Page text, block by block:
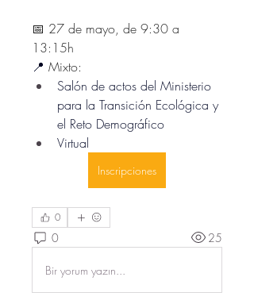
📅 27 de mayo, de 9:30 a
13:15h
📍 Mixto:
Salón de actos del Ministerio
para la Transición Ecológica y
el Reto Demográfico
Virtual
Inscripciones
0
0 25
Bir yorum yazın...